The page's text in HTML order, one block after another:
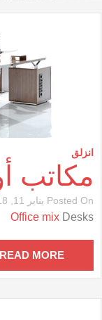
انزلق
مكاتب
Posted On يناير 11, 2018 At 5:10 م By
Office mix Desks
READ MORE